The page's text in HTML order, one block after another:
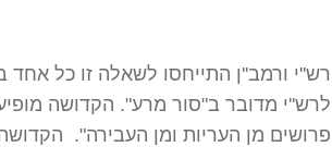
רש''י ורמב''ן התייחסו לשאלה זו כל אחד
לרש''י מדובר ב"סור מרע". הקדושה
פרושים מן העריות ומן העבירה".